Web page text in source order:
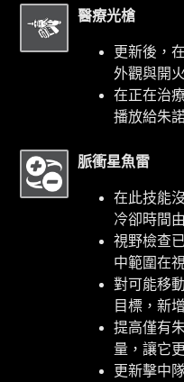
醫療光槍
更新後，
外觀與開
在正在治
播放給朱
脈衝星魚雷
在此技能
冷卻時間
視野檢查
中範圍在
對可能移
目標，新
提高僅有
量，讓它
更新擊中